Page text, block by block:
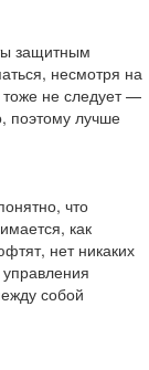
защитным
несмотря на
не следует —
поэтому лучше
что
как
нет никаких
собой